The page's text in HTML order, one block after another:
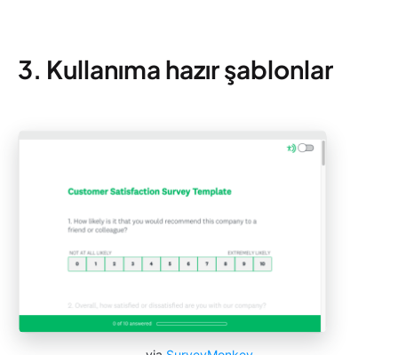
3. Kullanıma hazır şablonlar